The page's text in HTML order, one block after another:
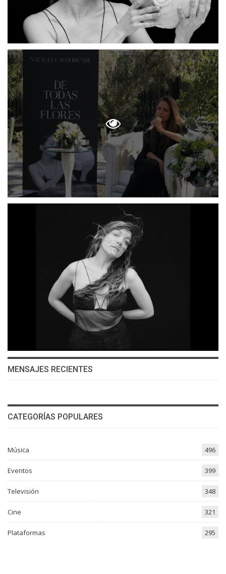
MENSAJES RECIENTES
CATEGORÍAS POPULARES
Música 496
Eventos 399
Televisión 348
Cine 321
Plataformas 295